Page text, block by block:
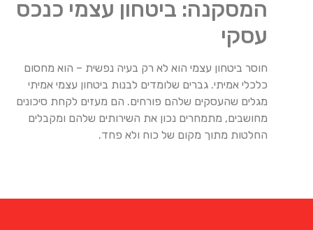
המסקנה: ביטחון עצמי כנכס
עסקי
חוסר ביטחון עצמי הוא לא רק בעיה נפשית – הוא מחסום
כלכלי אמיתי. גברים שלומדים לבנות ביטחון עצמי אמיתי
מגלים שהעסקים שלהם פורחים. הם מעזים לקחת סיכונים
מחושבים, מתמחרים נכון את השירותים שלהם ומקבלים
החלטות מתוך מקום של כוח ולא פחד.